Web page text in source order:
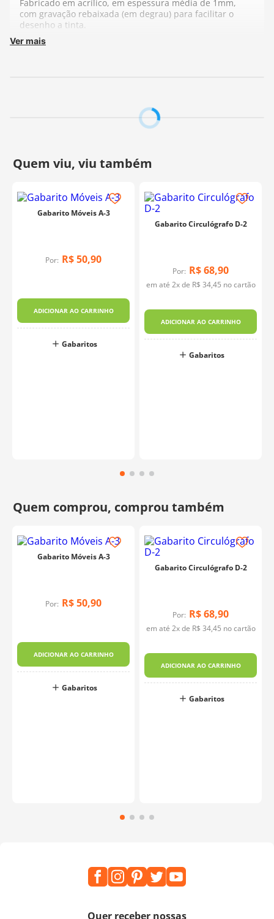
Fabricado em acrílico, em espessura média de 1mm,
com gravação rebaixada (em degrau) para facilitar o
desenho a tinta.
Fabricante:
Ver mais
Gabarito Móveis A-3
Por: R$50,90
ADICIONAR AO CARRINHO
Gabaritos
Gabarito Circulógrafo D-2
Por: R$68,90
em até 2x de R$ 34,45 no cartão
ADICIONAR AO CARRINHO
Gabaritos
Gabarito Móveis A-3
Por: R$50,90
ADICIONAR AO CARRINHO
Gabaritos
Gabarito Circulógrafo D-2
Por: R$68,90
em até 2x de R$ 34,45 no cartão
ADICIONAR AO CARRINHO
Gabaritos
Quer receber nossas